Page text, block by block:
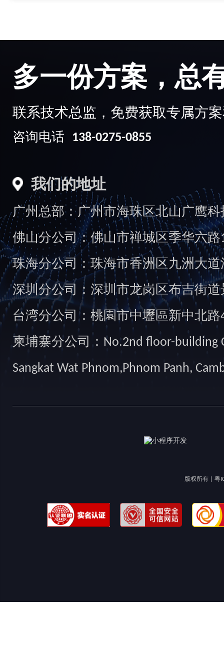
多一份方案，总
联系技术总监，免费获取专属方
咨询电话 138-0275-0855
我们的地址
广州总部：广州市海珠区北山广鹰科
佛山分公司：佛山市禅城区季华六路
珠海分公司：珠海市香洲区九洲大道
深圳分公司：深圳市龙岗区布吉街
台湾分公司：桃園市中壢區新中北路
柬埔寨分公司：No.2nd floor-building
Sangkat Wat Phnom,Phnom Panh,
版权所有 | 粤